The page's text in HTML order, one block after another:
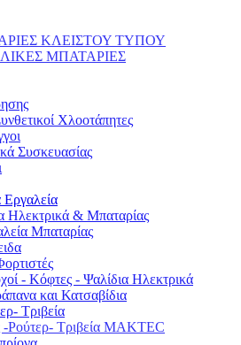
ΚΛΕΙΣΤΟΥ ΤΥΠΟΥ
ΜΠΑΤΑΡΙΕΣ
Χλοοτάπητες
Συσκευασίας
Ηλεκτρικά & Μπαταρίας
Μπαταρίας
- Κόφτες - Ψαλίδια Ηλεκτρικά
και Κατσαβίδια
Τριβεία
-Ρούτερ- Τριβεία MAKTEC